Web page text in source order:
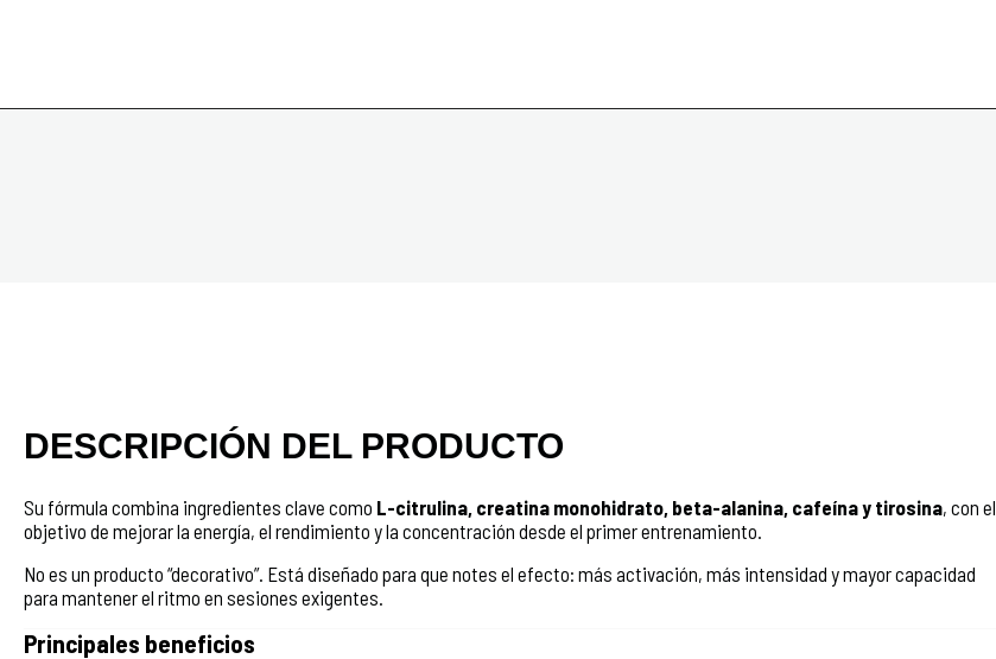
DESCRIPCIÓN DEL PRODUCTO
Su fórmula combina ingredientes clave como L-citrulina, creatina monohidrato, beta-alanina, cafeína y tirosina, con el
objetivo de mejorar la energía, el rendimiento y la concentración desde el primer entrenamiento.
No es un producto “decorativo”. Está diseñado para que notes el efecto: más activación, más intensidad y mayor capacidad
para mantener el ritmo en sesiones exigentes.
Principales beneficios